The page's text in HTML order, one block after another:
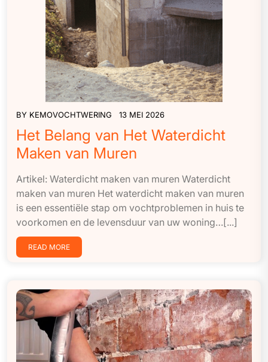
BY KEMOVOCHTWERING 13 MEI 2026
Het Belang van Het Waterdicht
Maken van Muren
Artikel: Waterdicht maken van muren Waterdicht
maken van muren Het waterdicht maken van muren
is een essentiële stap om vochtproblemen in huis te
voorkomen en de levensduur van uw woning…[...]
READ MORE